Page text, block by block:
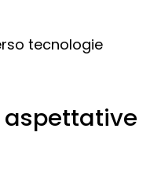
tecnologie
aspettative